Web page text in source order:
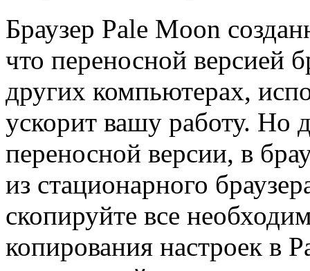
Браузер Pale Moon
что переносной версией
других компьютерах,
ускорит вашу работу. Но
переносной версии, в
из стационарного
скопируйте все
копирования настроек в